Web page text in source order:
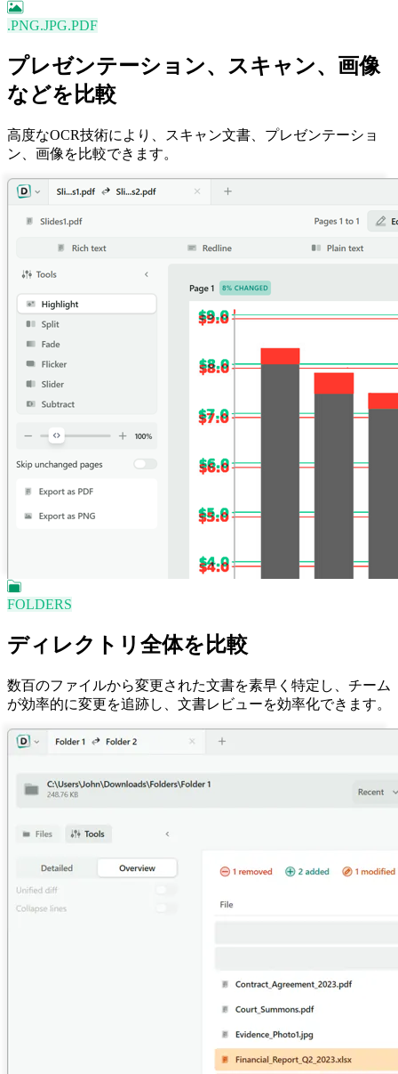
.PNG.JPG.PDF
プレゼンテーション、スキャン、画像
などを比較
高度なOCR技術により、スキャン文書、プレゼンテーショ
ン、画像を比較できます。
FOLDERS
ディレクトリ全体を比較
数百のファイルから変更された文書を素早く特定し、チーム
が効率的に変更を追跡し、文書レビューを効率化できます。